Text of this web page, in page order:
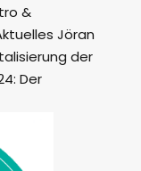
&
Jöran
der
Der